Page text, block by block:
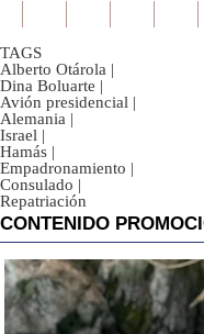
TAGS
Alberto Otárola |
Dina Boluarte |
Avión presidencial |
Alemania |
Israel |
Hamás |
Empadronamiento |
Consulado |
Repatriación